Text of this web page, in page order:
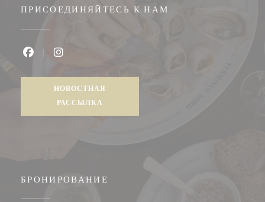
ПРИСОЕДИНЯЙТЕСЬ К НАМ
НОВОСТНАЯ
РАССЫЛКА
БРОНИРОВАНИЕ